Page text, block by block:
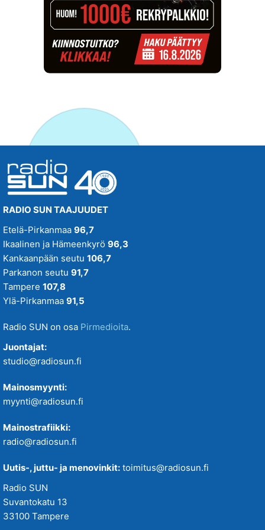
RADIO SUN TAAJUUDET
Etelä-Pirkanmaa 96,7
Ikaalinen ja Hämeenkyrö 96,3
Kankaanpään seutu 106,7
Parkanon seutu 91,7
Tampere 107,8
Ylä-Pirkanmaa 91,5
Radio SUN on osa Pirmedioita.
Juontajat:
studio@radiosun.fi
Mainosmyynti:
myynti@radiosun.fi
Mainostrafiikki:
radio@radiosun.fi
Uutis-, juttu- ja menovinkit: toimitus@radiosun.fi
Radio SUN
Suvantokatu 13
33100 Tampere